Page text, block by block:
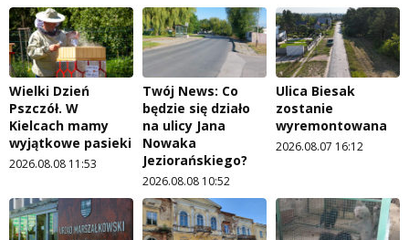
Wielki Dzień
Pszczół. W
Kielcach mamy
wyjątkowe pasieki
2026.08.08 11:53
Twój News: Co
będzie się działo
na ulicy Jana
Nowaka
Jeziorańskiego?
2026.08.08 10:52
Ulica Biesak
zostanie
wyremontowana
2026.08.07 16:12